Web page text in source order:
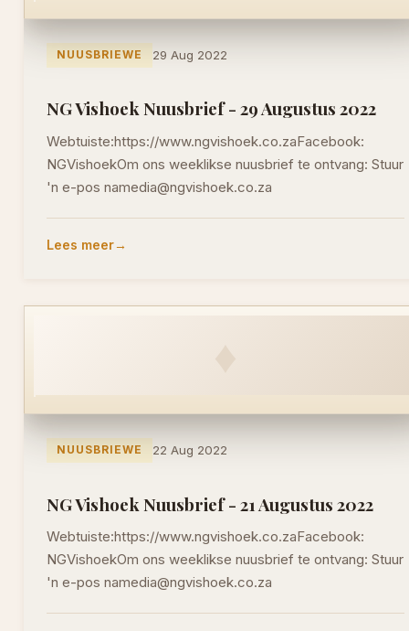
NUUSBRIEWE 29 Aug 2022
NG Vishoek Nuusbrief - 29 Augustus 2022
Webtuiste:https://www.ngvishoek.co.zaFacebook:
NGVishoekOm ons weeklikse nuusbrief te ontvang: Stuur
'n e-pos namedia@ngvishoek.co.za
Lees meer
NUUSBRIEWE 22 Aug 2022
NG Vishoek Nuusbrief - 21 Augustus 2022
Webtuiste:https://www.ngvishoek.co.zaFacebook:
NGVishoekOm ons weeklikse nuusbrief te ontvang: Stuur
'n e-pos namedia@ngvishoek.co.za